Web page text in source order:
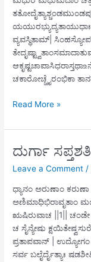
ಯಯುರಭ್ಯುದ್ಯತಾಯುಧಾಃ
ವ್ಯವಸ್ಥಿತಾಮ್|
ಚಕಾರೋಚ್ಚೈರಂಭಿಕಾ
ದುರ್ಗಾ
ಸಪ್ತಮೋ ‌உಧ್ಯಾಯಃ
Read More »
ದುರ್ಗಾ
Leave a Comment /
ಧ್ಯಾನಂ ಅರುಣಾಂ ಕರುಣಾ
ಅಣಿಮಾಧಿಭಿರಾವೃತಾಂ
ಋಷಿರುವಾಚ ||1|| ಚಂಡೇ
ಚ ಸೈನ್ಯೇಷು
ಪ್ರತಾಪವಾನ್ | ಉದ್ಯೋಗಂ
ಸರ್ವ ಬಲೈರ್ದೈತ್ಯಾಃ